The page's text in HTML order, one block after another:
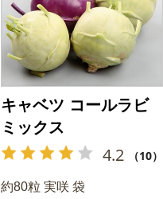
キャベツ コールラビ
ミックス
4.2 （10）
約80粒 実咲 袋